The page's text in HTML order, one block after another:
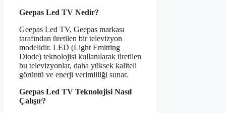
Geepas Led TV Nedir?
Geepas Led TV, Geepas markası
tarafından üretilen bir televizyon
modelidir. LED (Light Emitting
Diode) teknolojisi kullanılarak üretilen
bu televizyonlar, daha yüksek kaliteli
görüntü ve enerji verimliliği sunar.
Geepas Led TV Teknolojisi Nasıl
Çalışır?